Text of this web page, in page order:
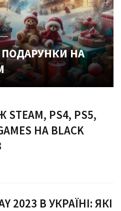
НА
PS4, PS5,
НА BLACK
2023 В УКРАЇНІ: ЯКІ